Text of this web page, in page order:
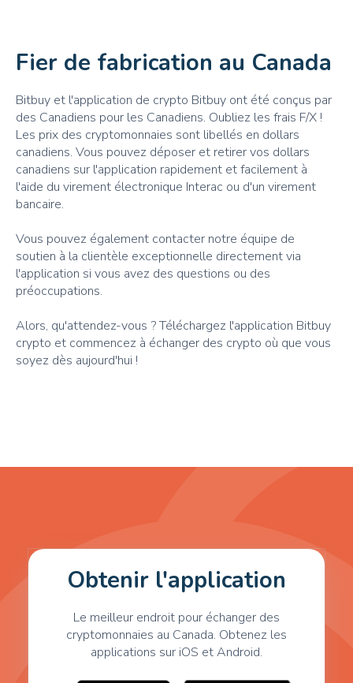
Fier de fabrication au Canada
Bitbuy et l'application de crypto Bitbuy ont été conçus par
des Canadiens pour les Canadiens. Oubliez les frais F/X !
Les prix des cryptomonnaies sont libellés en dollars
canadiens. Vous pouvez déposer et retirer vos dollars
canadiens sur l'application rapidement et facilement à
l'aide du virement électronique Interac ou d'un virement
bancaire.
Vous pouvez également contacter notre équipe de
soutien à la clientèle exceptionnelle directement via
l'application si vous avez des questions ou des
préoccupations.
Alors, qu'attendez-vous ? Téléchargez l'application Bitbuy
crypto et commencez à échanger des crypto où que vous
soyez dès aujourd'hui !
Obtenir l'application
Le meilleur endroit pour échanger des
cryptomonnaies au Canada. Obtenez les
applications sur iOS et Android.